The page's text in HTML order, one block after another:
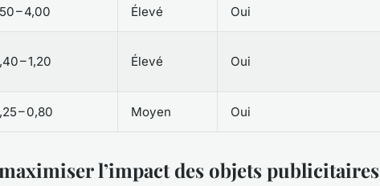
– 4,00 Élevé Oui
– 1,20 Élevé Oui
– 0,80 Moyen Oui
l’impact des objets publicitaires